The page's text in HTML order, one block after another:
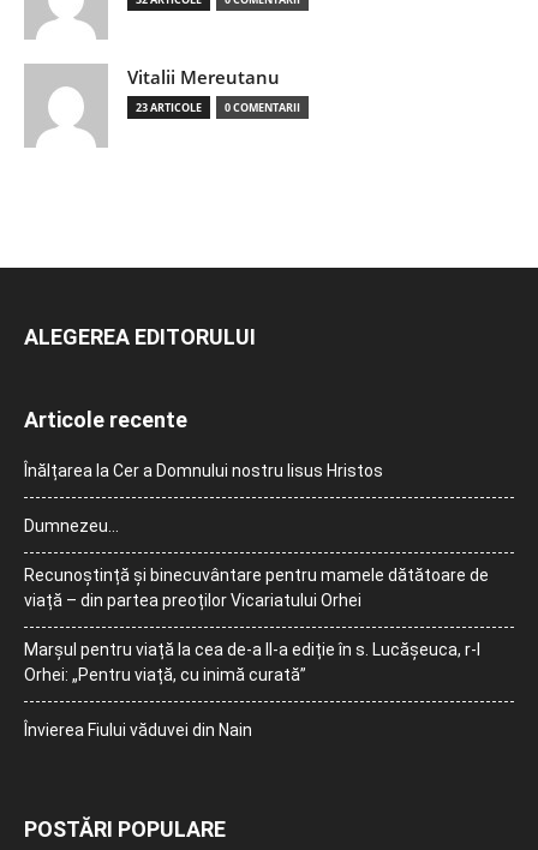
Vitalii Mereutanu
23 ARTICOLE 0 COMENTARII
ALEGEREA EDITORULUI
Articole recente
Înălțarea la Cer a Domnului nostru Iisus Hristos
Dumnezeu…
Recunoștință și binecuvântare pentru mamele dătătoare de
viață – din partea preoților Vicariatului Orhei
Marșul pentru viață la cea de-a II-a ediție în s. Lucășeuca, r-l
Orhei: „Pentru viață, cu inimă curată”
Învierea Fiului văduvei din Nain
POSTĂRI POPULARE